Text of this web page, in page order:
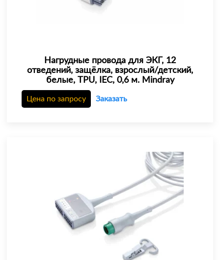
Нагрудные провода для ЭКГ, 12
отведений, защёлка, взрослый/детский,
белые, TPU, IEC, 0,6 м. Mindray
Цена по запросу Заказать